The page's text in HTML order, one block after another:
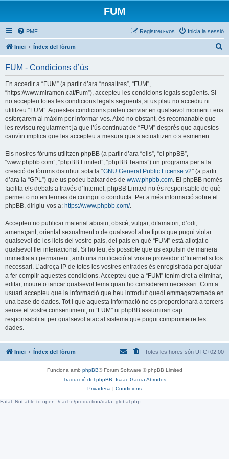
FUM
PMF Inicia la sessió
Registreu-vos
Inici Índex del fòrum
FUM - Condicions d’ús
En accedir a “FUM” (a partir d’ara “nosaltres”, “FUM”,
“https://www.miramon.cat/Fum”), accepteu les condicions legals següents. Si
no accepteu totes les condicions legals següents, si us plau no accediu ni
utilitzeu “FUM”. Aquestes condicions poden canviar en qualsevol moment i ens
esforçarem al màxim per informar-vos. Això no obstant, és recomanable que
les reviseu regularment ja que l’ús continuat de “FUM” després que aquestes
canvïin implica que les accepteu a mesura que s’actualitzen o s’esmenen.
Els nostres fòrums utilitzen phpBB (a partir d’ara “ells”, “el phpBB”,
“www.phpbb.com”, “phpBB Limited”, “phpBB Teams”) un programa per a la
creació de fòrums distribuït sota la “GNU General Public License v2” (a partir
d’ara la “GPL”) que us podeu baixar des de www.phpbb.com. El phpBB només
facilita els debats a través d’Internet; phpBB Limted no és responsable de què
permet o no en termes de cotingut o conducta. Per a més informació sobre el
phpBB, dirigiu-vos a: https://www.phpbb.com/.
Accepteu no publicar material abusiu, obscè, vulgar, difamatori, d’odi,
amenaçant, orientat sexualment o de qualsevol altre tipus que pugui violar
qualsevol de les lleis del vostre país, del país en què “FUM” està allotjat o
qualsevol llei intenacional. Si ho feu, és possible que us expulsin de manera
immediata i permanent, amb una notificació al vostre proveïdor d’Internet si fos
necessari. L’adreça IP de totes les vostres entrades és enregistrada per ajudar
a fer complir aquestes condicions. Accepteu que a “FUM” tenim dret a eliminar,
editar, moure o tancar qualsevol tema quan ho considerem necessari. Com a
usuari accepteu que la informació que heu introduït quedi emmagatzemada en
una base de dades. Tot i que aquesta informació no es proporcionarà a tercers
sense el vostre consentiment, ni “FUM” ni phpBB assumiran cap
responsabilitat per qualsevol atac al sistema que pugui comprometre les
dades.
Inici Índex del fòrum Totes les hores són UTC+02:00
Funciona amb phpBB® Forum Software © phpBB Limited
Traducció del phpBB: Isaac Garcia Abrodos
Privadesa | Condicions
Fatal: Not able to open ./cache/production/data_global.php